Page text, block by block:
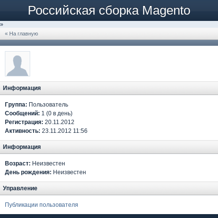
Российская сборка Magento
»
« На главную
Информация
Группа: Пользователь
Сообщений: 1 (0 в день)
Регистрация: 20.11.2012
Активность: 23.11.2012 11:56
Информация
Возраст: Неизвестен
День рождения: Неизвестен
Управление
Публикации пользователя